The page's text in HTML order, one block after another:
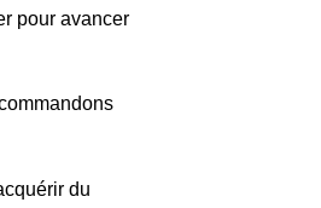
pour avancer
du